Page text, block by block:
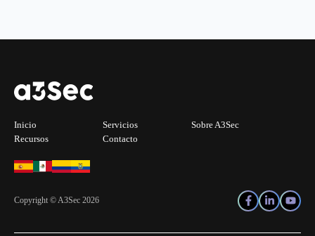
Inicio Servicios
Sobre A3Sec
Recursos
Contacto
Copyright © A3Sec 2026